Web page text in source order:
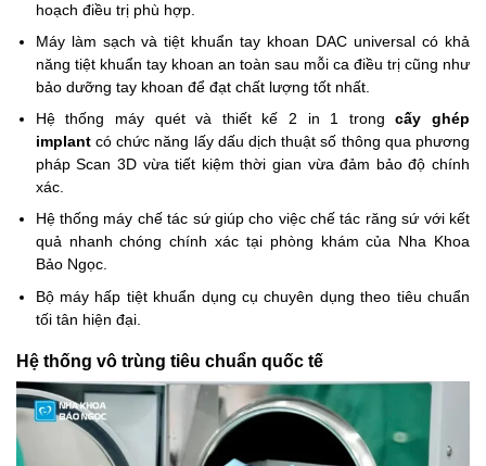
hoạch điều trị phù hợp.
Máy làm sạch và tiệt khuẩn tay khoan DAC universal có khả
năng tiệt khuẩn tay khoan an toàn sau mỗi ca điều trị cũng như
bảo dưỡng tay khoan để đạt chất lượng tốt nhất.
Hệ thống máy quét và thiết kế 2 in 1 trongcấy ghép
implant có chức năng lấy dấu dịch thuật số thông qua phương
pháp Scan 3D vừa tiết kiệm thời gian vừa đảm bảo độ chính
xác.
Hệ thống máy chế tác sứ giúp cho việc chế tác răng sứ với kết
quả nhanh chóng chính xác tại phòng khám của Nha Khoa
Bảo Ngọc.
Bộ máy hấp tiệt khuẩn dụng cụ chuyên dụng theo tiêu chuẩn
tối tân hiện đại.
Hệ thống vô trùng tiêu chuẩn quốc tế